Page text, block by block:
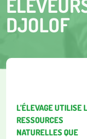
DJOLOF
L’ÉLEVAGE UTILISE
RESSOURCES
NATURELLES QUE